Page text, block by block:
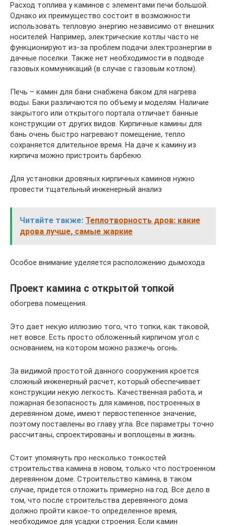
Расход топлива у каминов с элементами печи большой.
Однако их преимущество состоит в возможности
использовать тепловую энергию независимо от внешних
носителей. Например, электрические котлы часто не
функционируют из-за проблем подачи электроэнергии в
дачные поселки. Также нет необходимости в подводе
газовых коммуникаций (в случае с газовым котлом).
Печь – камин для бани снабжена баком для нагрева
воды. Баки различаются по объему и моделям. Наличие
закрытого или открытого портала отличает банные
конструкции от других видов. Кирпичные камины для
бань очень быстро нагревают помещение, тепло
сохраняется длительное время. На даче к камину из
кирпича можно пристроить барбекю.
Для установки дровяных кирпичных каминов нужно
провести тщательный инженерный анализ
Читайте также: Теплотворность дров: какие
дрова лучше, самые жаркие
Особое внимание уделяется расположению дымохода
Проект камина с открытой топкой
обогрева помещения.
Это дает некую иллюзию того, что топки, как таковой,
нет вовсе. Есть просто обложенный кирпичом угол с
основанием, на котором можно разжечь огонь.
За видимой простотой данного сооружения кроется
сложный инженерный расчет, который обеспечивает
конструкции некую легкость. Качественная работа, и
пожарная безопасность для каминов, построенных в
деревянном доме, имеют первостепенное значение,
поэтому поставлены во главу угла. Все параметры точно
рассчитаны, спроектированы и воплощены в жизнь.
Стоит упомянуть про несколько тонкостей
строительства камина в новом, только что построенном
деревянном доме. Строительство камина, в таком
случае, придется отложить примерно на год. Все дело в
том, что после строительства деревянного дома
должно пройти какое-то определенное время,
необходимое для усадки строения. Если камин